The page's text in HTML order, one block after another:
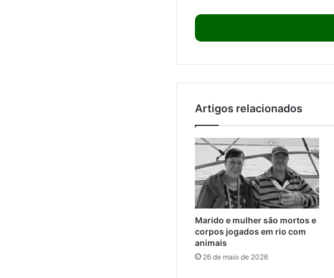
Artigos relacionados
Marido e mulher são mortos e
corpos jogados em rio com
animais
26 de maio de 2026